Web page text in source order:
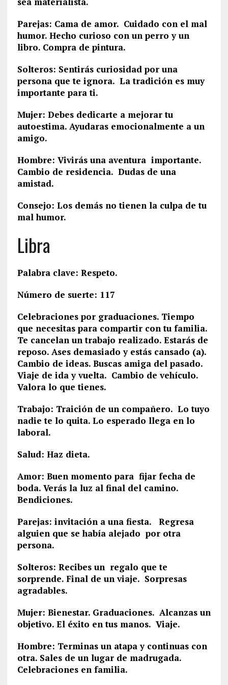
Parejas: Cama de amor. Cuidado con el mal
humor. Hecho curioso con un perro y un
libro. Compra de pintura.
Solteros: Sentirás curiosidad por una
persona que te ignora. La tradición es muy
importante para ti.
Mujer: Debes dedicarte a mejorar tu
autoestima. Ayudaras emocionalmente a un
amigo.
Hombre: Vivirás una aventura importante.
Cambio de residencia. Dudas de una
amistad.
Consejo: Los demás no tienen la culpa de tu
mal humor.
Libra
Palabra clave: Respeto.
Número de suerte: 117
Celebraciones por graduaciones. Tiempo
que necesitas para compartir con tu familia.
Te cancelan un trabajo realizado. Estarás de
reposo. Ases demasiado y estás cansado (a).
Cambio de ideas. Buscas amiga del pasado.
Viaje de ida y vuelta. Cambio de vehículo.
Valora lo que tienes.
Trabajo: Traición de un compañero. Lo tuyo
nadie te lo quita. Lo esperado llega en lo
laboral.
Salud: Haz dieta.
Amor: Buen momento para fijar fecha de
boda. Verás la luz al final del camino.
Bendiciones.
Parejas: invitación a una fiesta. Regresa
alguien que se había alejado por otra
persona.
Solteros: Recibes un regalo que te
sorprende. Final de un viaje. Sorpresas
agradables.
Mujer: Bienestar. Graduaciones. Alcanzas un
objetivo. El éxito en tus manos. Viaje.
Hombre: Terminas un atapa y continuas con
otra. Sales de un lugar de madrugada.
Celebraciones en familia.